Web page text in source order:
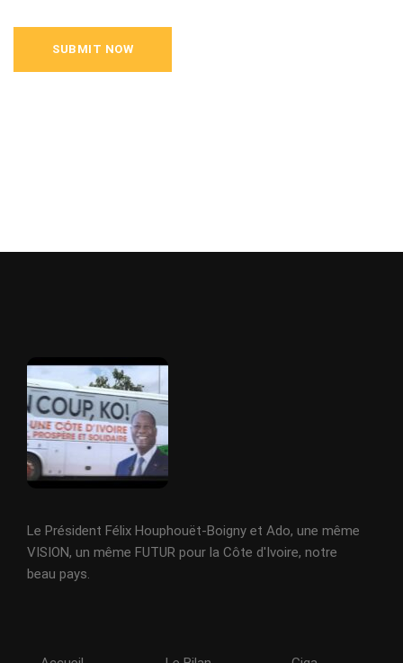
Le Président Félix Houphouët-Boigny et Ado, une même
VISION, un même FUTUR pour la Côte d'Ivoire, notre
beau pays.